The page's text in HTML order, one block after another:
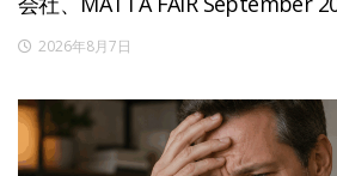
2026年8月7日